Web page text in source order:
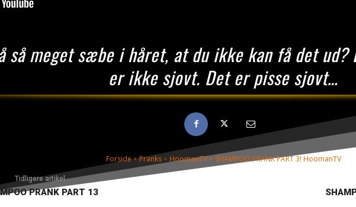
så meget sæbe i håret, at du ikke kan få det
er ikke sjovt. Det er pisse sjovt…
Forside Pranks HoomanTV SHAMPOO PRANK PART 3! HoomanTV
Tidligere artikel
PRANK PART 13